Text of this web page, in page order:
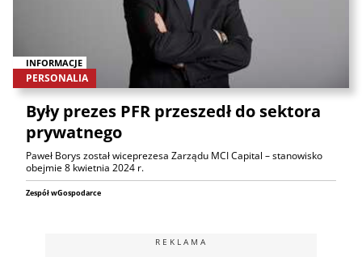
INFORMACJE
PERSONALIA
Były prezes PFR przeszedł do sektora
prywatnego
Paweł Borys został wiceprezesa Zarządu MCI Capital – stanowisko
obejmie 8 kwietnia 2024 r.
Zespół wGospodarce
REKLAMA